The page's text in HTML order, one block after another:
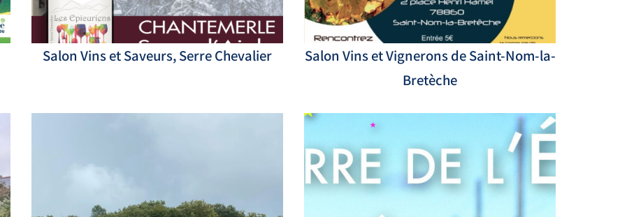
Salon Vins et Saveurs, Serre Chevalier
Salon Vins et Vignerons de Saint-Nom-la-
Bretèche